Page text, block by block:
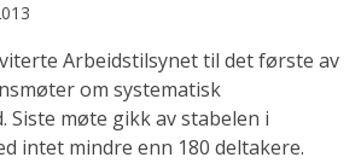
Arbeidstilsynet til det første av
om systematisk
Siste møte gikk av stabelen i
intet mindre enn 180 deltakere.